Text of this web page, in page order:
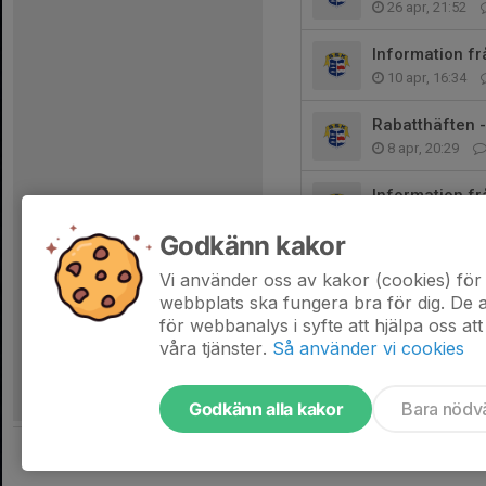
26 apr, 21:52
Information
10 apr, 16:34
Rabatthäften
8 apr, 20:29
Information
18 mar, 21:45
Godkänn kakor
Vi använder oss av kakor (cookies)
webbplats ska fungera bra för dig. De
för webbanalys i syfte att hjälpa oss
våra tjänster. Så använder vi cookies
Godkänn alla kakor Bara